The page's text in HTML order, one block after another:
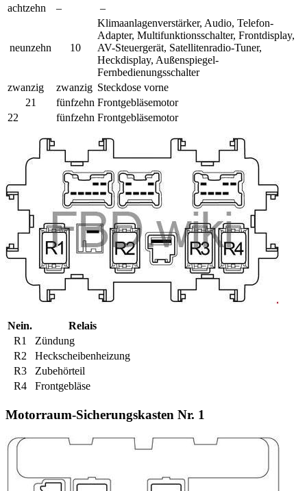
achtzehn
– –
neunzehn 10
Klimaanlagenverstärker, Audio, Telefon-
Adapter, Multifunktionsschalter, Frontdisplay,
AV-Steuergerät, Satellitenradio-Tuner,
Heckdisplay, Außenspiegel-
Fernbedienungsschalter
zwanzig
zwanzig Steckdose vorne
21
fünfzehn Frontgebläsemotor
22
fünfzehn Frontgebläsemotor
Nein.
Relais
R1
Zündung
R2
Heckscheibenheizung
R3
Zubehörteil
R4
Frontgebläse
Motorraum-Sicherungskasten Nr. 1